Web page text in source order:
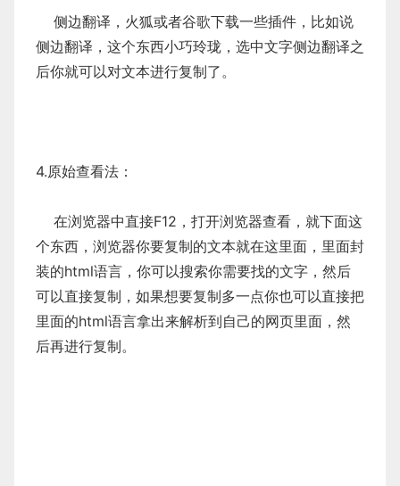
侧边翻译，火狐或者谷歌下载一些插件，比如说
侧边翻译，这个东西小巧玲珑，选中文字侧边翻译之
后你就可以对文本进行复制了。
4.原始查看法：
在浏览器中直接F12，打开浏览器查看，就下面这
个东西，浏览器你要复制的文本就在这里面，里面封
装的html语言，你可以搜索你需要找的文字，然后
可以直接复制，如果想要复制多一点你也可以直接把
里面的html语言拿出来解析到自己的网页里面，然
后再进行复制。